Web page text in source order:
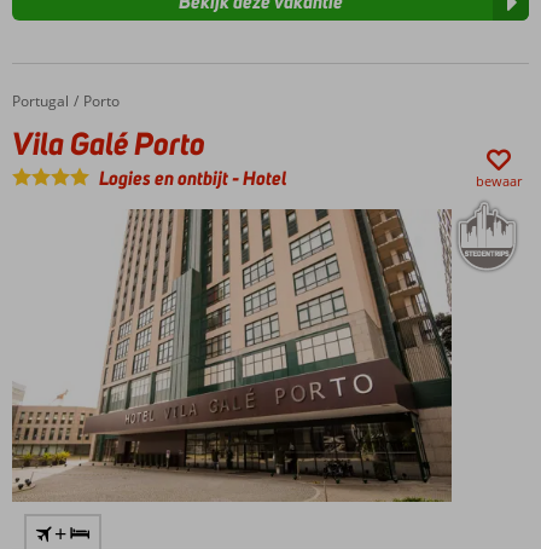
Home
Portugal Porto
Vila Galé Porto
Vila Galé Porto
Logies en ontbijt-Hotel bewaar
+